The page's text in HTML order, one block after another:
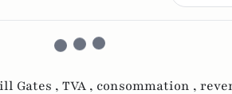
Gates , TVA , consommation ,